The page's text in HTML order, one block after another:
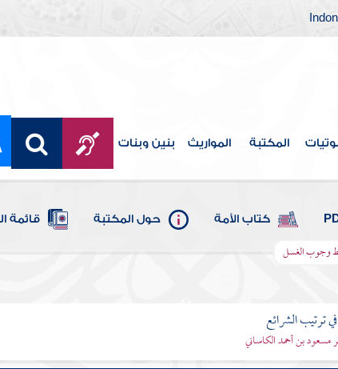
المكتبة المواريث بنين وبنات
كتاب الأمة حول المكتبة قائمة
وجوب الغسل
ترتيب الشرائع
مسعود بن أحمد الكاساني